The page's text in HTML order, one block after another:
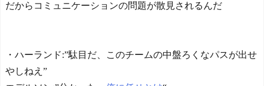
だからコミュニケーションの問題が散見されるんだ
・ハーランド:”駄目だ、このチームの中盤ろくなパスが出せ
やしねえ”